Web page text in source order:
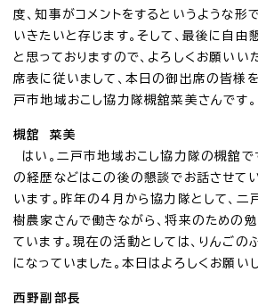
度、知事がコメントをするというような形
いきたいと存じます。そして、最後に自
と思っておりますので、よろしくお願いい
席表に従いまして、本日の御出席の皆様
戸市地域おこし協力隊槻舘菜美さんです。
槻舘 菜美
はい。二戸市地域おこし協力隊の槻舘で
の経歴などはこの後の懇談でお話させて
います。昨年の4月から協力隊として、二
樹農家さんで働きながら、将来のための
ています。現在の活動としては、りんごの
になっていました。本日はよろしくお願いし
西野副部長